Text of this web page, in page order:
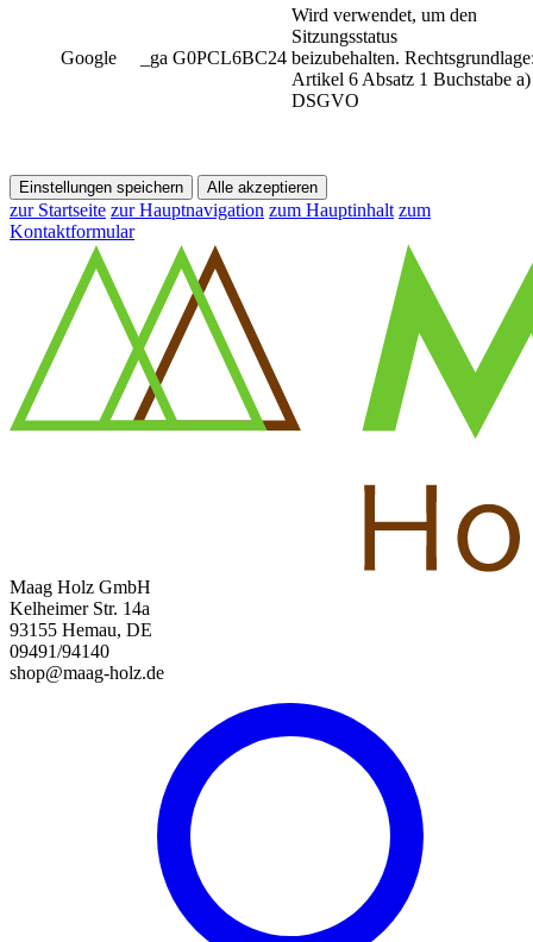
Google _ga G0PCL6BC24
Wird verwendet, um den
Sitzungsstatus
beizubehalten.
Artikel 6 Absatz 1 Buchstabe a)
DSGVO
Einstellungen speichern Alle akzeptieren
zur Startseite zur Hauptnavigation zum Hauptinhalt zum
Kontaktformular
Maag Holz GmbH
Kelheimer Str. 14a
93155 Hemau, DE
09491/94140
shop@maag-holz.de